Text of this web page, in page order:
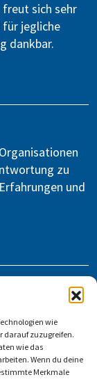
wie
darauf zuzugreifen.
wie das
Wenn du deine
Merkmale
freut sich sehr
jegliche
dankbar.
zu
und